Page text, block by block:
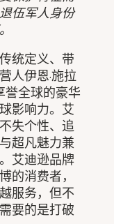
伍军人身份
统定义、带
人伊恩·施拉
誉全球的豪华
影响力。艾
失个性、追
超凡魅力兼
艾迪逊品牌
的消费者，
服务，但不
要的是打破